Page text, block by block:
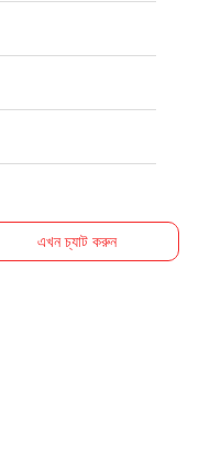
এখন চ্যাট করুন